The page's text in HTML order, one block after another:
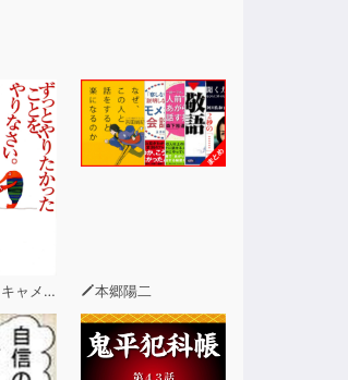
メロン 本郷陽二